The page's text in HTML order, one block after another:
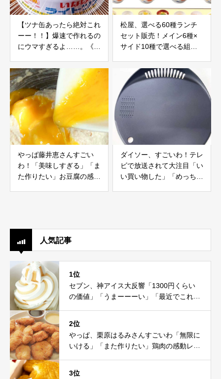
【ツナ缶あったら絶対これ
ーー！！】爆速で作れるの
にウマすぎるよ……。《い
松屋、選べる60種ランチ
セット販売！メイン6種×
サイド10種で選べる組み
やっぱ藤井恵さんすごい
わ！「美味しすぎる」「ま
た作りたい」お豆腐の感動
ダイソー、すごいわ！テレ
ビで放送されて大注目「い
い買い物した」「めっちゃ
人気記事
1位
セブン、神アイス大反響「1300円くらい
の価値」「うまーーーい」「最近でこれが
2位
やっぱ、栗原はるみさんすごいわ「無限に
いける」「また作りたい」鶏肉の感動レシ
3位